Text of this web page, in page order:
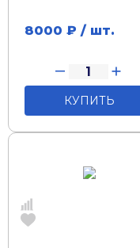
8000 ₽ / шт.
КУПИТЬ